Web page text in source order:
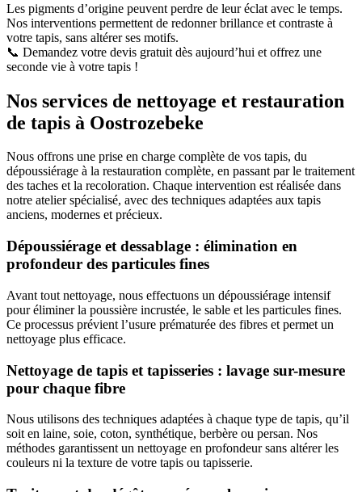
Les pigments d’origine peuvent perdre de leur éclat avec le temps.
Nos interventions permettent de redonner brillance et contraste à
votre tapis, sans altérer ses motifs.
📞 Demandez votre devis gratuit dès aujourd’hui et offrez une
seconde vie à votre tapis !
Nos services de nettoyage et restauration
de tapis à Oostrozebeke
Nous offrons une prise en charge complète de vos tapis, du
dépoussiérage à la restauration complète, en passant par le traitement
des taches et la recoloration. Chaque intervention est réalisée dans
notre atelier spécialisé, avec des techniques adaptées aux tapis
anciens, modernes et précieux.
Dépoussiérage et dessablage : élimination en
profondeur des particules fines
Avant tout nettoyage, nous effectuons un dépoussiérage intensif
pour éliminer la poussière incrustée, le sable et les particules fines.
Ce processus prévient l’usure prématurée des fibres et permet un
nettoyage plus efficace.
Nettoyage de tapis et tapisseries : lavage sur-mesure
pour chaque fibre
Nous utilisons des techniques adaptées à chaque type de tapis, qu’il
soit en laine, soie, coton, synthétique, berbère ou persan. Nos
méthodes garantissent un nettoyage en profondeur sans altérer les
couleurs ni la texture de votre tapis ou tapisserie.